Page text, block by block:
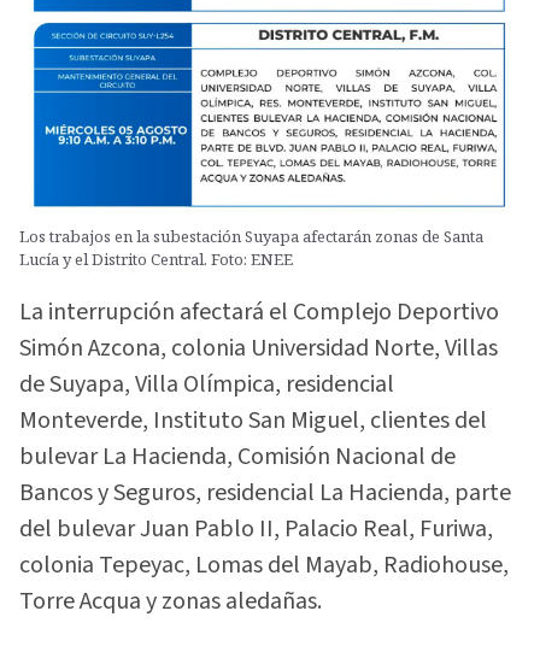
Los trabajos en la subestación Suyapa afectarán zonas de Santa
Lucía y el Distrito Central. Foto: ENEE
La interrupción afectará el Complejo Deportivo
Simón Azcona, colonia Universidad Norte, Villas
de Suyapa, Villa Olímpica, residencial
Monteverde, Instituto San Miguel, clientes del
bulevar La Hacienda, Comisión Nacional de
Bancos y Seguros, residencial La Hacienda, parte
del bulevar Juan Pablo II, Palacio Real, Furiwa,
colonia Tepeyac, Lomas del Mayab, Radiohouse,
Torre Acqua y zonas aledañas.